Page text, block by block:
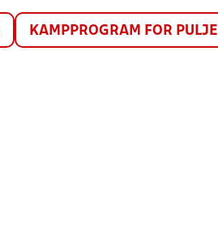
KAMPPROGRAM FOR PULJE